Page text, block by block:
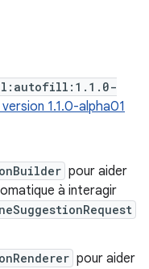
1.1.0-alpha01
pour aider
à interagir
pour aider